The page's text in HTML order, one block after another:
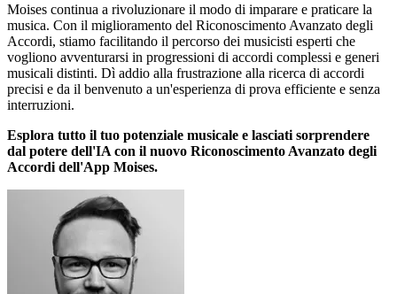
Moises continua a rivoluzionare il modo di imparare e praticare la
musica. Con il miglioramento del Riconoscimento Avanzato degli
Accordi, stiamo facilitando il percorso dei musicisti esperti che
vogliono avventurarsi in progressioni di accordi complessi e generi
musicali distinti. Dì addio alla frustrazione alla ricerca di accordi
precisi e da il benvenuto a un'esperienza di prova efficiente e senza
interruzioni.
Esplora tutto il tuo potenziale musicale e lasciati sorprendere
dal potere dell'IA con il nuovo Riconoscimento Avanzato degli
Accordi dell'App Moises.